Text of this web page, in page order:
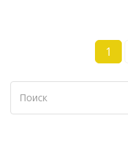
1